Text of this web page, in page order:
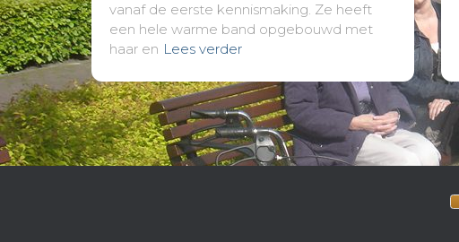
vanaf de eerste kennismaking. Ze heeft
een hele warme band opgebouwd met
haar en Lees verder